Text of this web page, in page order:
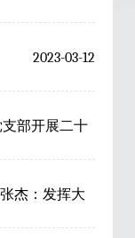
2023-03-12
部开展二十
杰：发挥大